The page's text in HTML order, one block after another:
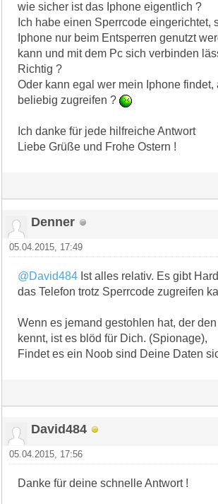
wie sicher ist das Iphone eigentlich ?
Ich habe einen Sperrcode eingerichtet,
Iphone nur beim Entsperren genutzt
kann und mit dem Pc sich verbinden
Richtig ?
Oder kann egal wer mein Iphone findet,
beliebig zugreifen ?
Ich danke für jede hilfreiche Antwort
Liebe Grüße und Frohe Ostern !
Denner
05.04.2015, 17:49
@David484 Ist alles relativ. Es gibt
das Telefon trotz Sperrcode zugreifen
Wenn es jemand gestohlen hat, der
kennt, ist es blöd für Dich. (Spionage),
Findet es ein Noob sind Deine Daten
David484
05.04.2015, 17:56
Danke für deine schnelle Antwort !